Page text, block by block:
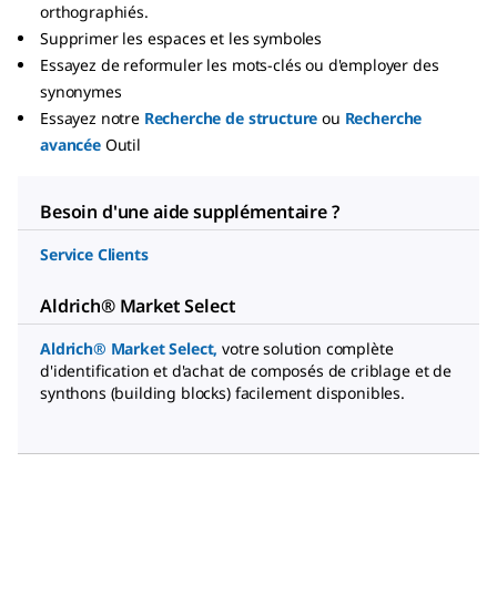
orthographiés.
Supprimer les espaces et les symboles
Essayez de reformuler les mots-clés ou d'employer des
synonymes
Essayez notre Recherche de structure ou Recherche
avancée Outil
Besoin d'une aide supplémentaire ?
Service Clients
Aldrich® Market Select
Aldrich® Market Select, votre solution complète
d'identification et d'achat de composés de criblage et de
synthons (building blocks) facilement disponibles.